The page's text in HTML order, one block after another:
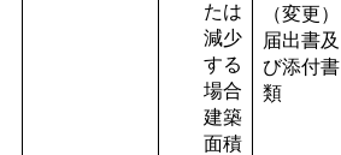
（変更）
届出書及
び添付書
類
たは
減少
する
場合
建築
面積